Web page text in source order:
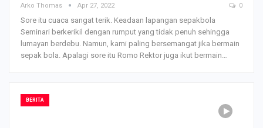
Arko Thomas Apr 27, 2022 0
Sore itu cuaca sangat terik. Keadaan lapangan sepakbola
Seminari berkerikil dengan rumput yang tidak penuh sehingga
lumayan berdebu. Namun, kami paling bersemangat jika bermain
sepak bola. Apalagi sore itu Romo Rektor juga ikut bermain…
BERITA